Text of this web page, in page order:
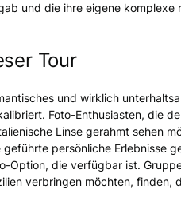
und die ihre eigene komplexe
Tour
und wirklich
Foto-Enthusiasten, die
Linse gerahmt sehen
persönliche Erlebnisse
Option, die verfügbar ist.
verbringen möchten, finden,